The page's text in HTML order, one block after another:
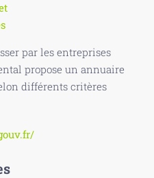
par les entreprises
propose un annuaire
différents critères